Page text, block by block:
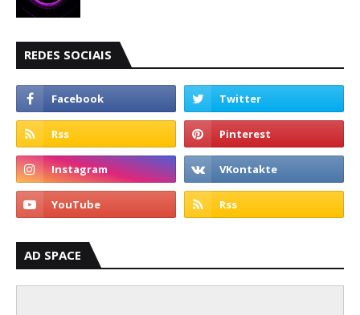
REDES SOCIAIS
AD SPACE